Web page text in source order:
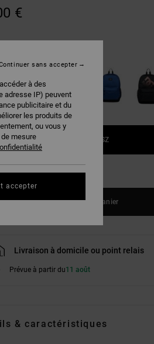
€
1SZ
Ajouter au panier
Livraison à domicile ou point relais
Prévue à partir du11 août
& caractéristiques
à des
adresse IP) peuvent
publicitaire et du
les produits de
ou vous y
mesure
sans accepter
accepter